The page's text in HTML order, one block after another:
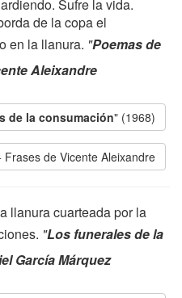
Sufre la vida.
de la copa el
en la llanura. "Poemas de
Aleixandre
de la consumación" (1968)
Frases de Vicente Aleixandre
llanura cuarteada por la
"Los funerales de la
García Márquez